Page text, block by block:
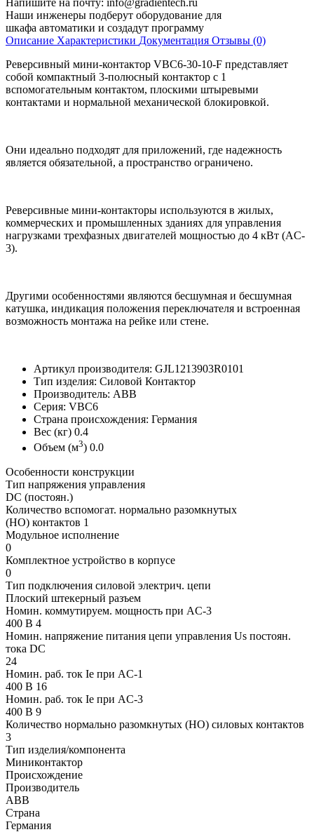
Напишите на почту: info@gradientech.ru
Наши инженеры подберут оборудование для
шкафа автоматики и создадут программу
Описание Характеристики Документация Отзывы (0)
Реверсивный мини-контактор VBC6-30-10-F представляет
собой компактный 3-полюсный контактор с 1
вспомогательным контактом, плоскими штыревыми
контактами и нормальной механической блокировкой.
Они идеально подходят для приложений, где надежность
является обязательной, а пространство ограничено.
Реверсивные мини-контакторы используются в жилых,
коммерческих и промышленных зданиях для управления
нагрузками трехфазных двигателей мощностью до 4 кВт (AC-
3).
Другими особенностями являются бесшумная и бесшумная
катушка, индикация положения переключателя и встроенная
возможность монтажа на рейке или стене.
Артикул производителя: GJL1213903R0101
Тип изделия: Силовой Контактор
Производитель: ABB
Серия: VBC6
Страна происхождения: Германия
Вес (кг) 0.4
Объем (м3) 0.0
Особенности конструкции
Тип напряжения управления
DC (постоян.)
Количество вспомогат. нормально разомкнутых
(НО) контактов 1
Модульное исполнение
0
Комплектное устройство в корпусе
0
Тип подключения силовой электрич. цепи
Плоский штекерный разъем
Номин. коммутируем. мощность при AC-3
400 В 4
Номин. напряжение питания цепи управления Us постоян.
тока DC
24
Номин. раб. ток Ie при AC-1
400 В 16
Номин. раб. ток Ie при AC-3
400 В 9
Количество нормально разомкнутых (НО) силовых контактов
3
Тип изделия/компонента
Миниконтактор
Происхождение
Производитель
ABB
Страна
Германия